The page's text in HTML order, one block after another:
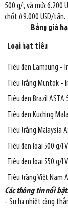
500 g/l, và mức 6.200
chốt ở 9.000 USD/tấn.
Bảng giá
Loại hạt tiêu
Tiêu đen Lampung -
Tiêu trắng Muntok -
Tiêu đen Brazil ASTA
Tiêu đen Kuching
Tiêu trắng Malaysia
Tiêu đen loại 500 g/l
Tiêu đen loại 550 g/l
Tiêu trắng Việt Nam
Các thông tin nổi bật:
- Sự hạ nhiệt căng